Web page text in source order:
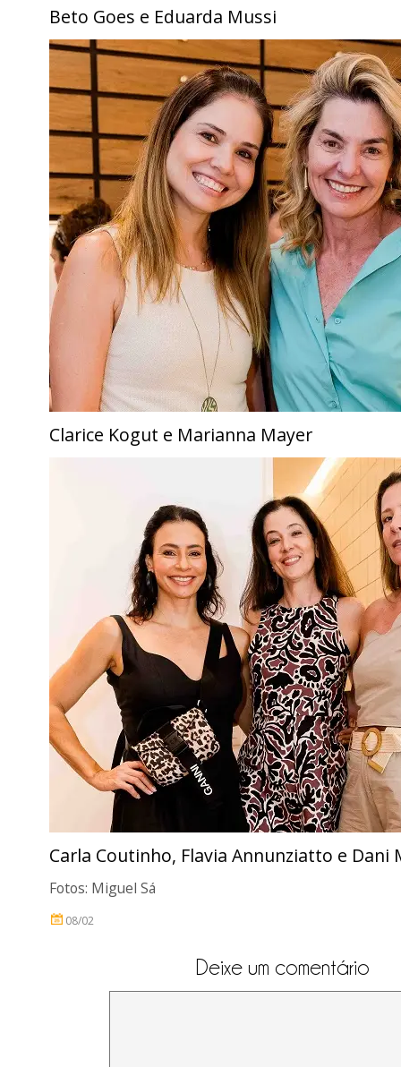
Beto Goes e Eduarda Mussi
Clarice Kogut e Marianna Mayer
Carla Coutinho, Flavia Annunziatto e Dani
Fotos: Miguel Sá
08/02
Deixe um comentário